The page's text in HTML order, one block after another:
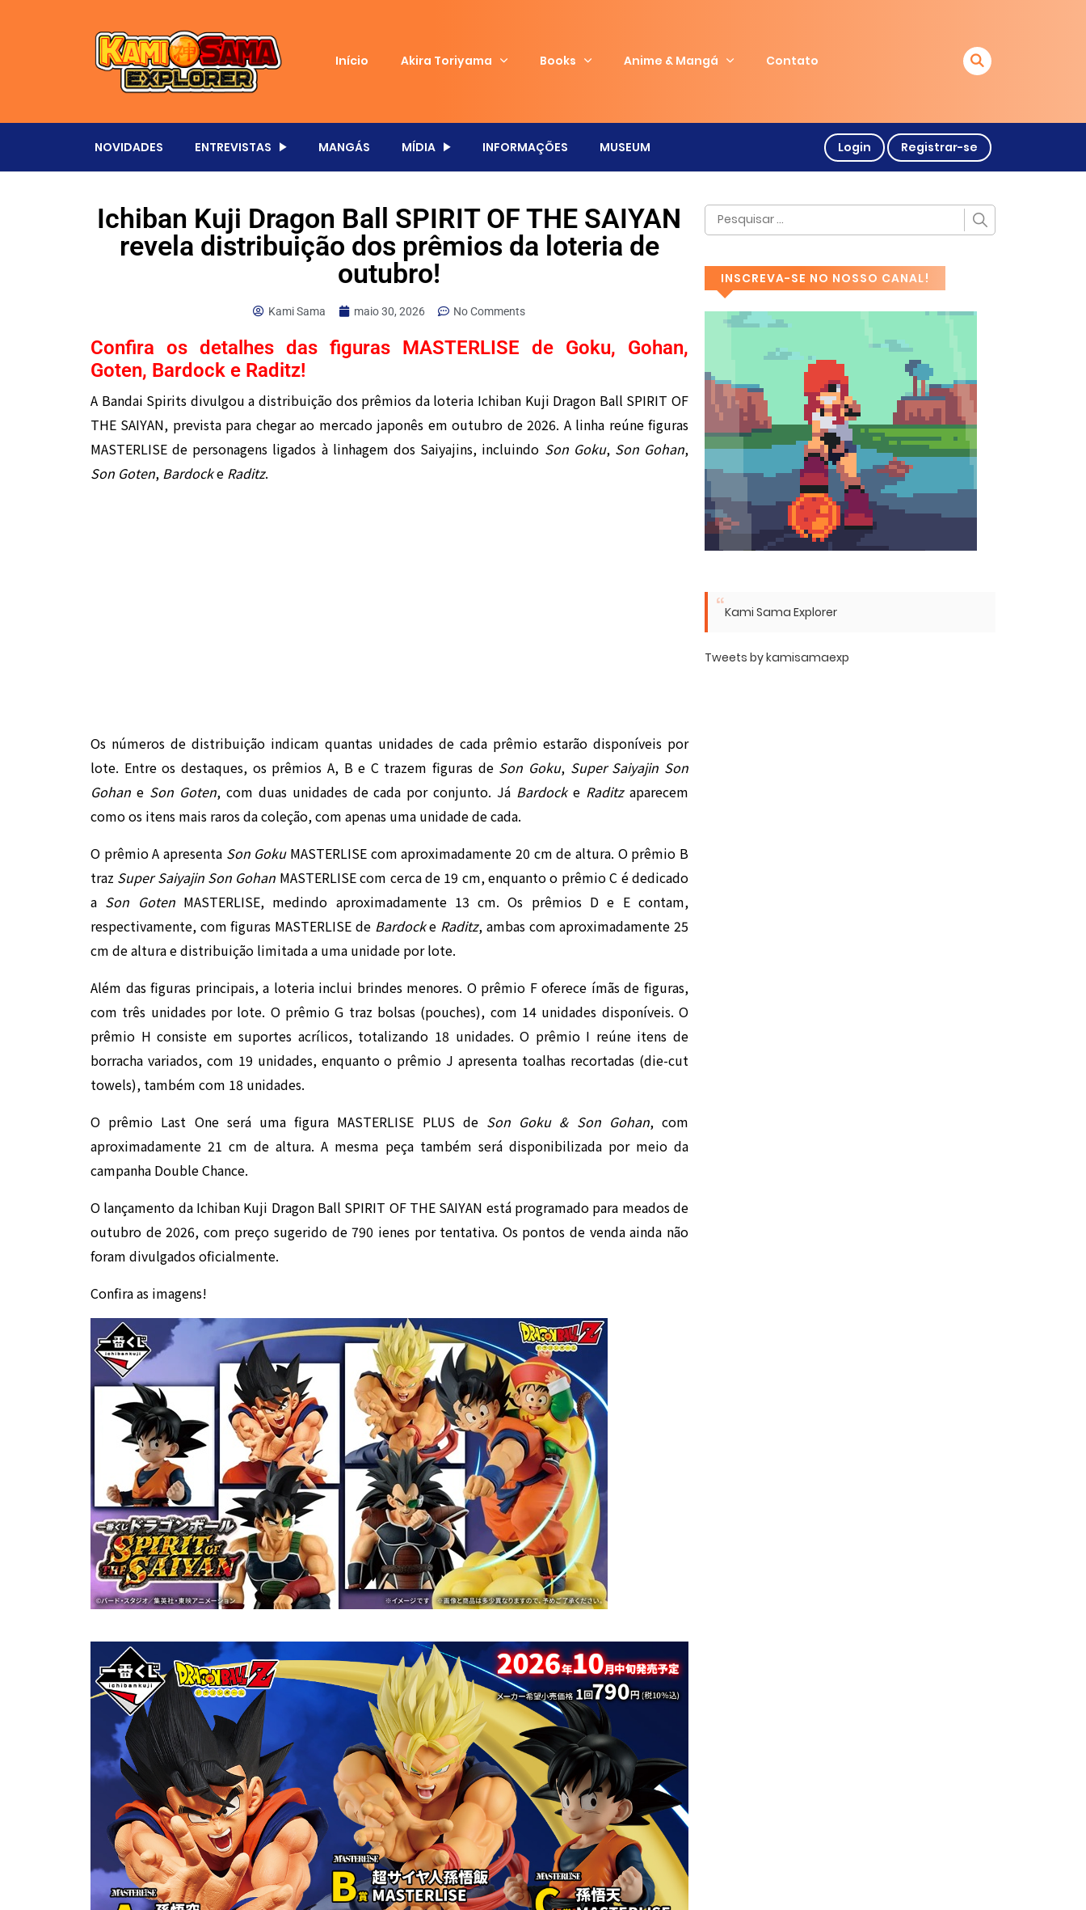
Início Akira Toriyama Books Anime & Mangá Contato
NOVIDADES ENTREVISTAS MANGÁS MÍDIA INFORMAÇÕES MUSEUM Login Registrar-se
Ichiban Kuji Dragon Ball SPIRIT OF THE SAIYAN
revela distribuição dos prêmios da loteria de
outubro!
Kami Sama maio 30, 2026 No Comments
Confira os detalhes das figuras MASTERLISE de Goku, Gohan,
Goten, Bardock e Raditz!
A Bandai Spirits divulgou a distribuição dos prêmios da loteria Ichiban Kuji Dragon Ball SPIRIT OF
THE SAIYAN, prevista para chegar ao mercado japonês em outubro de 2026. A linha reúne figuras
MASTERLISE de personagens ligados à linhagem dos Saiyajins, incluindo Son Goku, Son Gohan,
Son Goten, Bardocke Raditz.
Os números de distribuição indicam quantas unidades de cada prêmio estarão disponíveis por
lote. Entre os destaques, os prêmios A, B e C trazem figuras de Son Goku, Super Saiyajin Son
Gohan e Son Goten, com duas unidades de cada por conjunto. Já Bardocke Raditzaparecem
como os itens mais raros da coleção, com apenas uma unidade de cada.
O prêmio A apresenta Son GokuMASTERLISE com aproximadamente 20 cm de altura. O prêmio B
traz Super Saiyajin Son Gohan MASTERLISE com cerca de 19 cm, enquanto o prêmio C é dedicado
a Son GotenMASTERLISE, medindo aproximadamente 13 cm. Os prêmios D e E contam,
respectivamente, com figuras MASTERLISE de Bardocke Raditz, ambas com aproximadamente 25
cm de altura e distribuição limitada a uma unidade por lote.
Além das figuras principais, a loteria inclui brindes menores. O prêmio F oferece ímãs de figuras,
com três unidades por lote. O prêmio G traz bolsas (pouches), com 14 unidades disponíveis. O
prêmio H consiste em suportes acrílicos, totalizando 18 unidades. O prêmio I reúne itens de
borracha variados, com 19 unidades, enquanto o prêmio J apresenta toalhas recortadas (die-cut
towels), também com 18 unidades.
O prêmio Last One será uma figura MASTERLISE PLUS de Son Goku & Son Gohan, com
aproximadamente 21 cm de altura. A mesma peça também será disponibilizada por meio da
campanha Double Chance.
O lançamento da Ichiban Kuji Dragon Ball SPIRIT OF THE SAIYAN está programado para meados de
outubro de 2026, com preço sugerido de 790 ienes por tentativa. Os pontos de venda ainda não
foram divulgados oficialmente.
Confira as imagens!
INSCREVA-SE NO NOSSO CANAL!
Kami Sama Explorer
Tweets by kamisamaexp